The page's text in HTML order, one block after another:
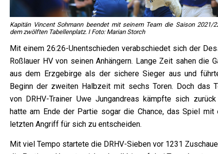
Kapitän Vincent Sohmann beendet mit seinem Team die Saison 2021/
dem zwölften Tabellenplatz. I Foto: Marian Storch
Mit einem 26:26-Unentschieden verabschiedet sich der
Roßlauer HV von seinen Anhängern. Lange Zeit sahen die
aus dem Erzgebirge als der sichere Sieger aus und
Beginn der zweiten Halbzeit mit sechs Toren. Doch das
von DRHV-Trainer Uwe Jungandreas kämpfte sich
hatte am Ende der Partie sogar die Chance, das Spiel mit
letzten Angriff für sich zu entscheiden.
Mit viel Tempo startete die DRHV-Sieben vor 1231